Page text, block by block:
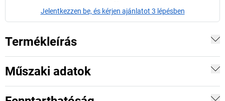
Jelentkezzen be, és kérjen ajánlatot 3 lépésben
Termékleírás
Műszaki adatok